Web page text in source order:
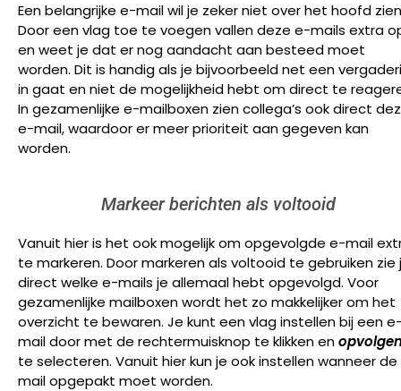
Een belangrijke e-mail wil je zeker niet over het hoofd
Door een vlag toe te voegen vallen deze e-mails extra
en weet je dat er nog aandacht aan besteed moet
worden. Dit is handig als je bijvoorbeeld net een
in gaat en niet de mogelijkheid hebt om direct te
In gezamenlijke e-mailboxen zien collega’s ook direct
e-mail, waardoor er meer prioriteit aan gegeven kan
worden.
Markeer berichten als voltooid
Vanuit hier is het ook mogelijk om opgevolgde e-mail
te markeren. Door markeren als voltooid te gebruiken zie
direct welke e-mails je allemaal hebt opgevolgd. Voor
gezamenlijke mailboxen wordt het zo makkelijker om het
overzicht te bewaren. Je kunt een vlag instellen bij een
mail door met de rechtermuisknop te klikken en
te selecteren. Vanuit hier kun je ook instellen wanneer
mail opgepakt moet worden.